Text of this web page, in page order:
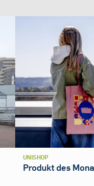
UNISHOP
Produkt des